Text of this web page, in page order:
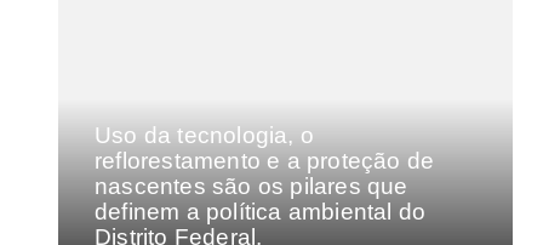
Uso da tecnologia, o
reflorestamento e a proteção de
nascentes são os pilares que
definem a política ambiental do
Distrito Federal.